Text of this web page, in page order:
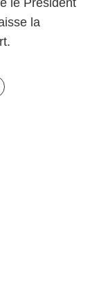
la